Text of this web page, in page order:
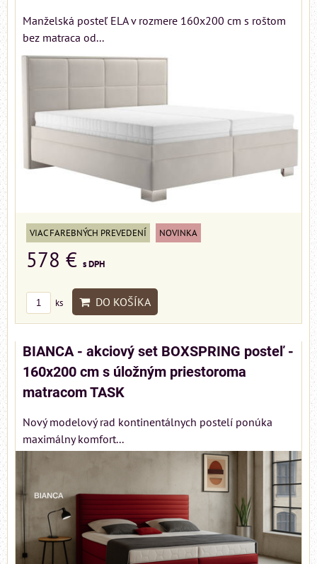
Manželská posteľ ELA v rozmere 160x200 cm s roštom
bez matraca od...
VIAC FAREBNÝCH PREVEDENÍ NOVINKA
578 € s DPH
ks DO KOŠÍKA
BIANCA - akciový set BOXSPRING posteľ -
160x200 cm s úložným priestoroma
matracom TASK
Nový modelový rad kontinentálnych postelí ponúka
maximálny komfort...